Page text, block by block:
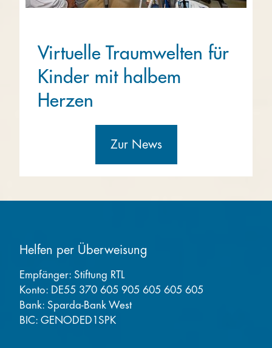
Virtuelle Traumwelten für
Kinder mit halbem
Herzen
Zur News
Helfen per Überweisung
Empfänger: Stiftung RTL
Konto: DE55 370 605 905 605 605 605
Bank: Sparda-Bank West
BIC: GENODED1SPK